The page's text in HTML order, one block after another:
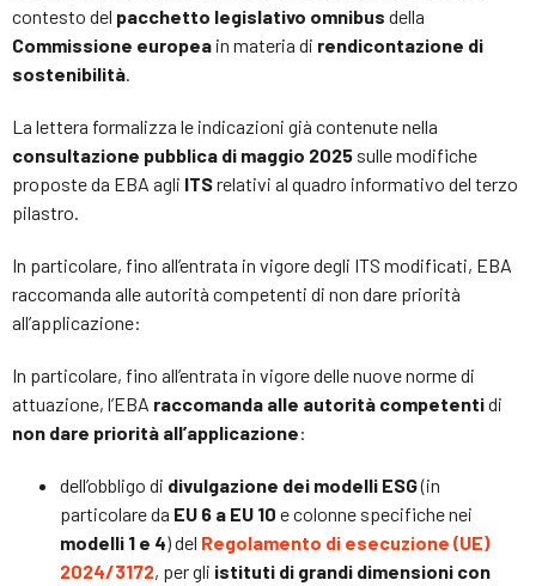
contesto del pacchetto legislativo omnibus della
Commissione europea in materia di rendicontazione di
sostenibilità.
La lettera formalizza le indicazioni già contenute nella
consultazione pubblica di maggio 2025 sulle modifiche
proposte da EBA agli ITSrelativi al quadro informativo del terzo
pilastro.
In particolare, fino all’entrata in vigore degli ITS modificati, EBA
raccomanda alle autorità competenti di non dare priorità
all’applicazione:
In particolare, fino all’entrata in vigore delle nuove norme di
attuazione, l’EBA raccomanda alle autorità competentidi
non dare priorità all’applicazione:
dell’obbligo di divulgazione dei modelli ESG(in
particolare da EU 6 a EU 10 e colonne specifiche nei
modelli 1 e 4) del Regolamento di esecuzione (UE)
2024/3172, per gli istituti di grandi dimensioni con